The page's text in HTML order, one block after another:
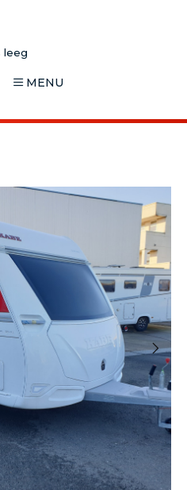
leeg
MENU
OVER RIJMARAN
FAQ
MOTORHOMES
CARAVANS
IN VERHUUR
ONDERHOUD
Volgende